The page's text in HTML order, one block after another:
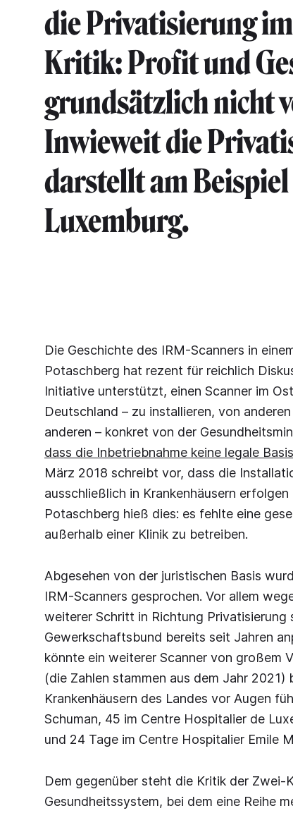
die Privatisierung
Kritik: Profit und
grundsätzlich nicht
Inwieweit die
darstellt am
Luxemburg.
Die Geschichte des IRM-Scanners in
Potaschberg hat rezent für reichlich
Initiative unterstützt, einen Scanner im
Deutschland – zu installieren, von
anderen – konkret von der
dass die Inbetriebnahme keine legale
März 2018 schreibt vor, dass die
ausschließlich in Krankenhäusern
Potaschberg hieß dies: es fehlte eine
außerhalb einer Klinik zu betreiben.
Abgesehen von der juristischen Basis
IRM-Scanners gesprochen. Vor allem
weiterer Schritt in Richtung Privatisierung
Gewerkschaftsbund bereits seit Jahren
könnte ein weiterer Scanner von großem
(die Zahlen stammen aus dem Jahr 2021)
Krankenhäusern des Landes vor Augen
Schuman, 45 im Centre Hospitalier de
und 24 Tage im Centre Hospitalier Emile
Dem gegenüber steht die Kritik der Zwei-
Gesundheitssystem, bei dem eine Reihe